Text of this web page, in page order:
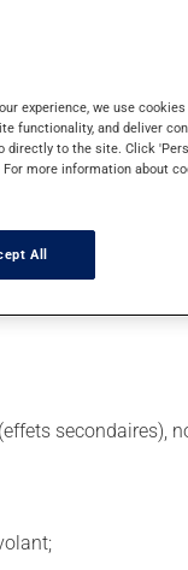
faciliter le travail
indiqué un
ne jamais en
secondaires),
experience, we use
functionality, and deliver
directly to the site. Click
more information about
All